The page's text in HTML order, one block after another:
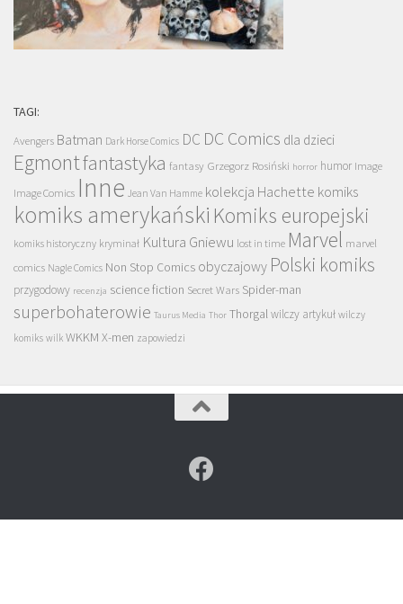
TAGI:
Avengers Batman Dark Horse Comics DC DC Comics dla dzieci
Egmontfantastyka fantasy Grzegorz Rosiński horror humor Image
Image Comics Inne Jean Van Hamme kolekcja Hachette komiks
komiks amerykański Komiks europejski
komiks historyczny kryminał Kultura Gniewu lost in time Marvel marvel
comics Nagle Comics Non Stop Comics obyczajowy Polski komiks
przygodowy recenzja science fiction Secret Wars Spider-man
superbohaterowie Taurus Media Thor Thorgalwilczy artykuł wilczy
komiks wilk WKKM X-men zapowiedzi